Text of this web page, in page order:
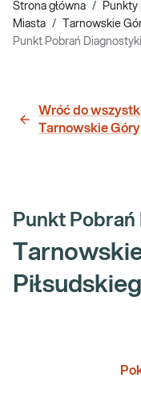
Strona główna / Punkty
Miasta / Tarnowskie
Punkt Pobrań
Wróć do
Tarnowskie Góry
Punkt